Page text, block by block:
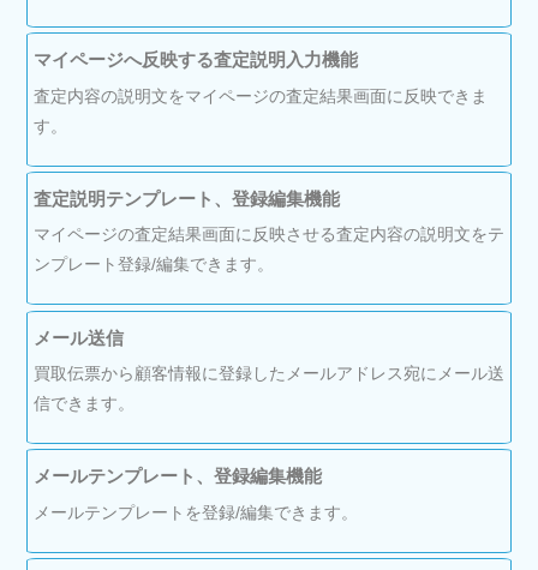
マイページへ反映する査定説明入力機能
査定内容の説明文をマイページの査定結果画面に反映できま
す。
査定説明テンプレート、登録編集機能
マイページの査定結果画面に反映させる査定内容の説明文をテ
ンプレート登録/編集できます。
メール送信
買取伝票から顧客情報に登録したメールアドレス宛にメール送
信できます。
メールテンプレート、登録編集機能
メールテンプレートを登録/編集できます。